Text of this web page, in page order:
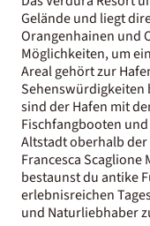
Gelände und liegt
Orangenhainen und
Möglichkeiten, um
Areal gehört zur
Sehenswürdigkeiten
sind der Hafen mit
Fischfangbooten
Altstadt oberhalb der
Francesca Scaglione
bestaunst du antike
erlebnisreichen
und Naturliebhaber